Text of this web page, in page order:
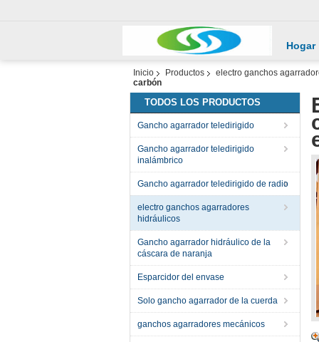
Hogar
Inicio Productos
electro ganchos
carbón
TODOS LOS PRODUCTOS
Gancho agarrador teledirigido
Gancho agarrador teledirigido
inalámbrico
Gancho agarrador teledirigido de radio
electro ganchos agarradores
hidráulicos
Gancho agarrador hidráulico de la
cáscara de naranja
Esparcidor del envase
Solo gancho agarrador de la cuerda
ganchos agarradores mecánicos